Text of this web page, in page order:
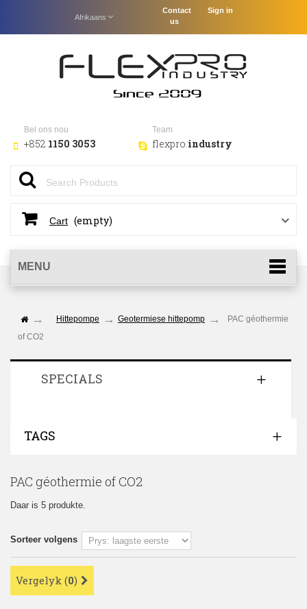
Sign in
Afrikaans
Contact
us
Bel ons nou
+852 1150 3053
Team
flexpro.industry
Cart (empty)
MENU
Hittepompe Geotermiese hittepomp
PAC géothermie
of CO2
SPECIALS
TAGS
PAC géothermie of CO2
Daar is 5 produkte.
Sorteer volgens
Vergelyk (0)